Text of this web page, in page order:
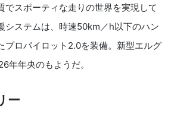
でスポーティな走りの世界を実現して
システムは、時速50km／h以下のハン
プロパイロット2.0を装備。新型エルグ
年年央のもようだ。
ー